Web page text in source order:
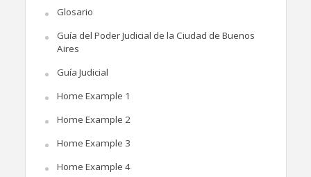
Glosario
Guía del Poder Judicial de la Ciudad de Buenos
Aires
Guía Judicial
Home Example 1
Home Example 2
Home Example 3
Home Example 4